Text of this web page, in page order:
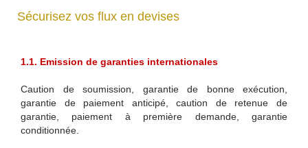
Sécurisez vos flux en devises
1.1. Emission de garanties internationales
Caution de soumission, garantie de bonne exécution,
garantie de paiement anticipé, caution de retenue de
garantie, paiement à première demande, garantie
conditionnée.